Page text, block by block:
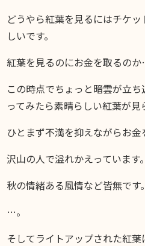
どうやら紅葉を見るにはチケ
しいです。
紅葉を見るのにお金を取るの
この時点でちょっと暗雲が立
ってみたら素晴らしい紅葉が見
ひとまず不満を抑えながらお金
沢山の人で溢れかえっています。
秋の情緒ある風情など皆無です。
…。
そしてライトアップされた紅